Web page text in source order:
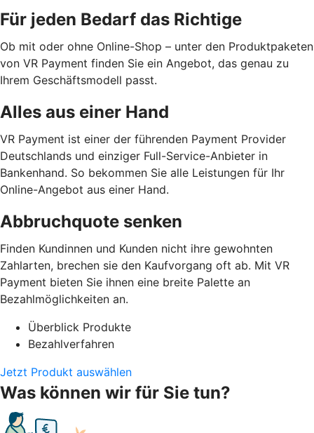
Für jeden Bedarf das Richtige
Ob mit oder ohne Online-Shop – unter den Produktpaketen
von VR Payment finden Sie ein Angebot, das genau zu
Ihrem Geschäftsmodell passt.
Alles aus einer Hand
VR Payment ist einer der führenden Payment Provider
Deutschlands und einziger Full-Service-Anbieter in
Bankenhand. So bekommen Sie alle Leistungen für Ihr
Online-Angebot aus einer Hand.
Abbruchquote senken
Finden Kundinnen und Kunden nicht ihre gewohnten
Zahlarten, brechen sie den Kaufvorgang oft ab. Mit VR
Payment bieten Sie ihnen eine breite Palette an
Bezahlmöglichkeiten an.
Überblick Produkte
Bezahlverfahren
Jetzt Produkt auswählen
Was können wir für Sie tun?